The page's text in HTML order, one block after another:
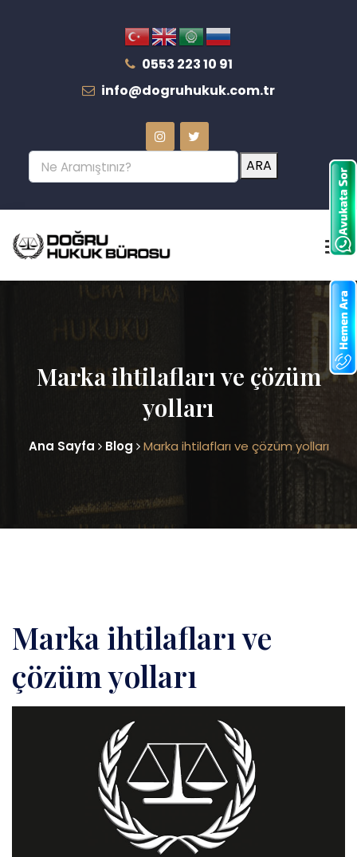
0553 223 10 91
info@dogruhukuk.com.tr
ARA
Marka ihtilafları ve çözüm
yolları
Ana Sayfa Blog Marka ihtilafları ve çözüm yolları
Marka ihtilafları ve
çözüm yolları